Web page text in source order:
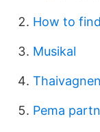
How to
Musikal
Pema